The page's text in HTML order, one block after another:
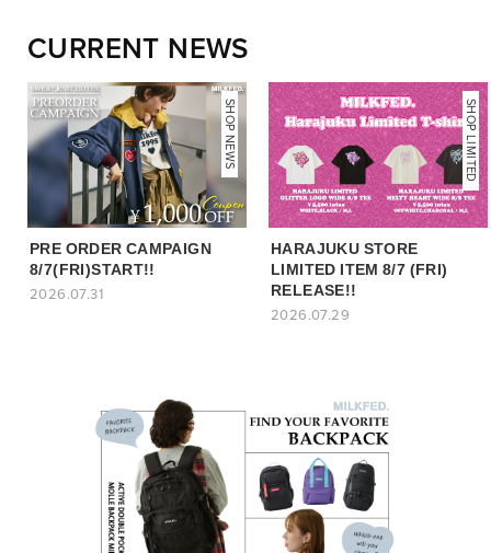
CURRENT NEWS
NEWS
SHOP NEWS
PRE ORDER CAMPAIGN
8/7(FRI)START!!
2026.07.31
SHOP LIMITED
HARAJUKU STORE
LIMITED ITEM 8/7 (FRI)
RELEASE!!
2026.07.29